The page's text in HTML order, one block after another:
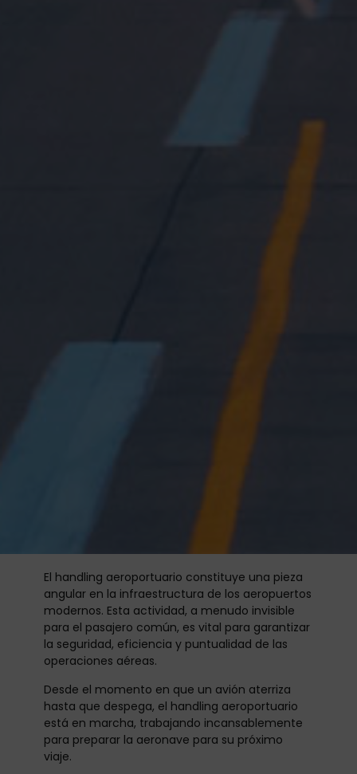
El handling aeroportuario constituye una pieza
angular en la infraestructura de los aeropuertos
modernos. Esta actividad, a menudo invisible
para el pasajero común, es vital para garantizar
la seguridad, eficiencia y puntualidad de las
operaciones aéreas.
Desde el momento en que un avión aterriza
hasta que despega, el handling aeroportuario
está en marcha, trabajando incansablemente
para preparar la aeronave para su próximo
viaje.